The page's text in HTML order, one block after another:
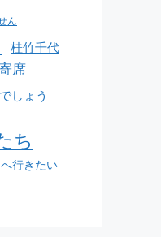
ん
桂竹千代
席
しょう
ち
行きたい